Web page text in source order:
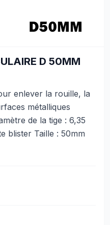
D 50MM
enlever la rouille, la
métalliques
de la tige : 6,35
blister Taille : 50mm